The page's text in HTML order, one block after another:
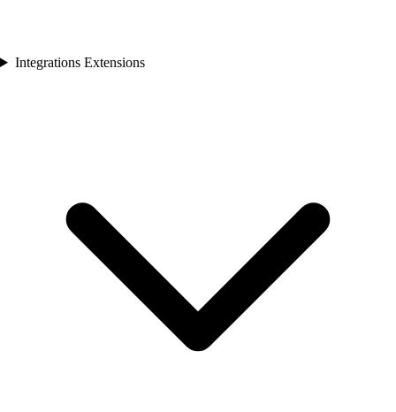
Integrations Extensions